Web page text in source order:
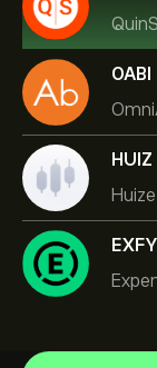
OABI
HUIZ
EXFY